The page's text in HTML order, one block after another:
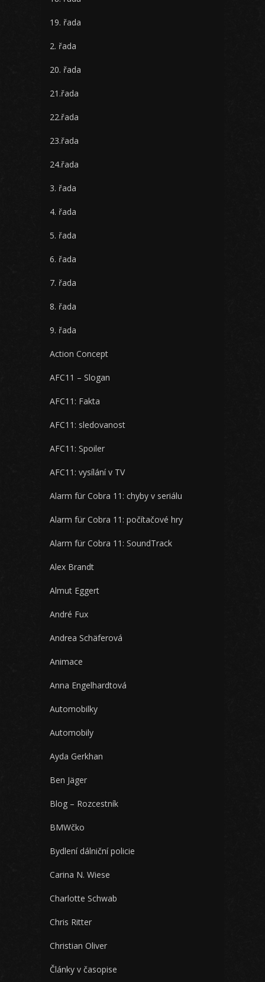
19. řada
2. řada
20. řada
21.řada
22.řada
23.řada
24.řada
3. řada
4. řada
5. řada
6. řada
7. řada
8. řada
9. řada
Action Concept
AFC11 – Slogan
AFC11: Fakta
AFC11: sledovanost
AFC11: Spoiler
AFC11: vysílání v TV
Alarm für Cobra 11: chyby v seriálu
Alarm für Cobra 11: počítačové hry
Alarm für Cobra 11: SoundTrack
Alex Brandt
Almut Eggert
André Fux
Andrea Schäferová
Animace
Anna Engelhardtová
Automobilky
Automobily
Ayda Gerkhan
Ben Jäger
Blog – Rozcestník
BMWčko
Bydlení dálniční policie
Carina N. Wiese
Charlotte Schwab
Chris Ritter
Christian Oliver
Články v časopise